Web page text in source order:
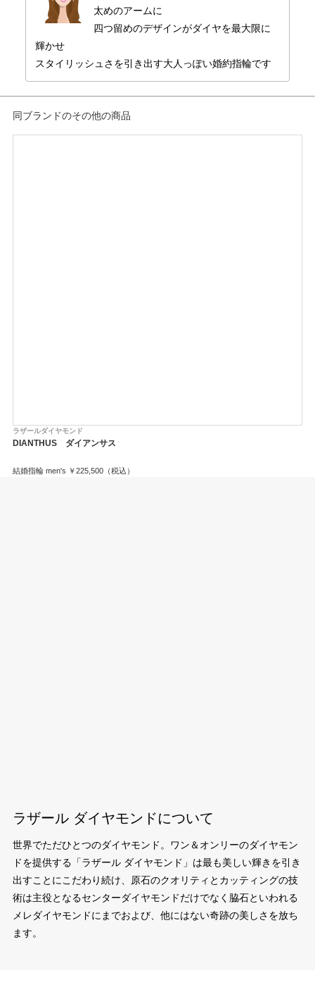
※センターダイヤモンドを含む価格です。
※選らばれるダイヤモンドグレードにより料金が異なります。
太めのアームに
四つ留めのデザインがダイヤを最大限に
輝かせ
スタイリッシュさを引き出す大人っぽい婚約指輪です
同ブランドのその他の商品
ラザールダイヤモンド
DIANTHUS ダイアンサス
結婚指輪 men's ￥225,500（税込）
ラザール ダイヤモンドについて
世界でただひとつのダイヤモンド。ワン＆オンリーのダイヤモン
ドを提供する「ラザール ダイヤモンド」は最も美しい輝きを引き
出すことにこだわり続け、原石のクオリティとカッティングの技
術は主役となるセンターダイヤモンドだけでなく脇石といわれる
メレダイヤモンドにまでおよび、他にはない奇跡の美しさを放ち
ます。